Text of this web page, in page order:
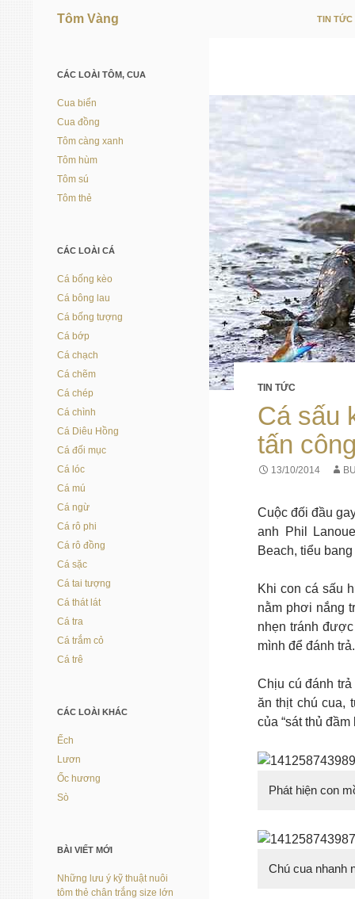
Tôm Vàng
TIN TỨC
TIN TỨC
Cá sấu
tấn
13/10/2014 BUI
Cuộc đối đầu
anh Phil
Beach, tiểu
Khi con cá sấu
nằm phơi nắng
nhẹn tránh
mình để đánh trả.
Chịu cú đánh
ăn thịt chú cua,
của “sát thủ đầm
Phát hiện con
Chú cua nhanh
CÁC LOÀI TÔM, CUA
Cua biển
Cua đồng
Tôm càng xanh
Tôm hùm
Tôm sú
Tôm thẻ
CÁC LOÀI CÁ
Cá bống kèo
Cá bông lau
Cá bống tượng
Cá bớp
Cá chạch
Cá chẽm
Cá chép
Cá chình
Cá Diêu Hồng
Cá đối mục
Cá lóc
Cá mú
Cá ngừ
Cá rô phi
Cá rô đồng
Cá sặc
Cá tai tượng
Cá thát lát
Cá tra
Cá trắm cỏ
Cá trê
CÁC LOÀI KHÁC
Ếch
Lươn
Ốc hương
Sò
BÀI VIẾT MỚI
Những lưu ý kỹ thuật nuôi
tôm thẻ chân trắng size lớn